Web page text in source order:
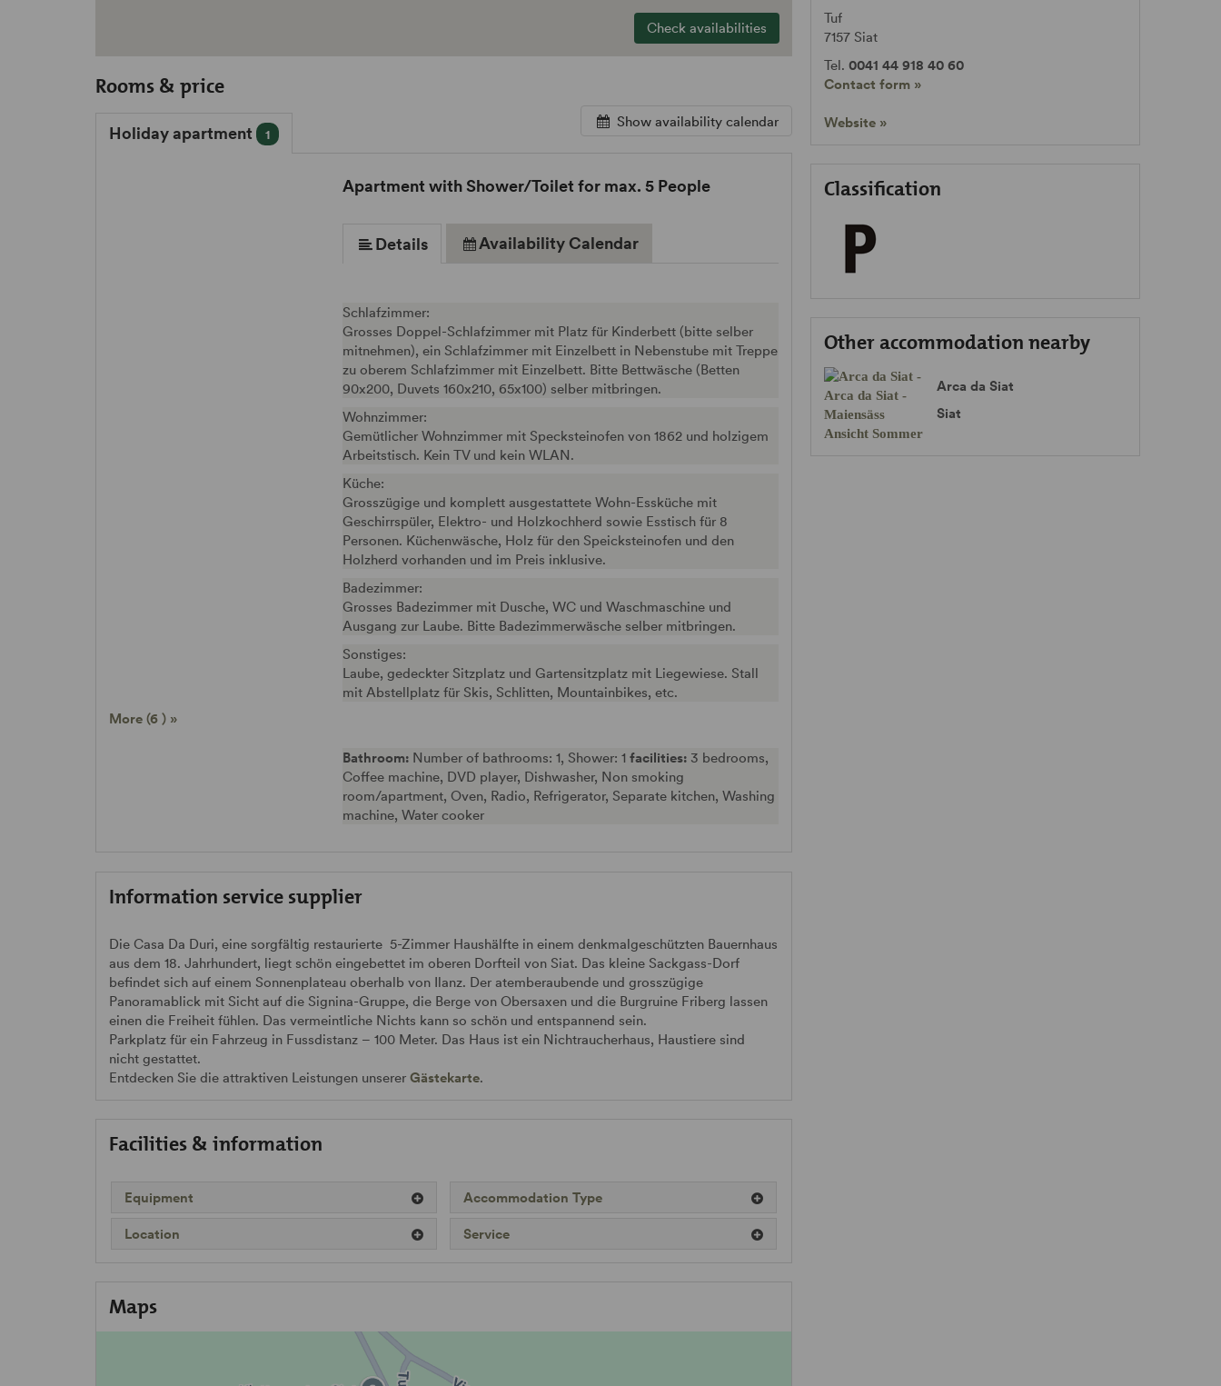
Check availabilities
Show availability calendar
Rooms & price
Holiday apartment 1
More (6 ) »
Apartment with Shower/Toilet for max. 5 People
Details Availability Calendar
Schlafzimmer:
Grosses Doppel-Schlafzimmer mit Platz für Kinderbett (bitte selber
mitnehmen), ein Schlafzimmer mit Einzelbett in Nebenstube mit Treppe
zu oberem Schlafzimmer mit Einzelbett. Bitte Bettwäsche (Betten
90x200, Duvets 160x210, 65x100) selber mitbringen.
Wohnzimmer:
Gemütlicher Wohnzimmer mit Specksteinofen von 1862 und holzigem
Arbeitstisch. Kein TV und kein WLAN.
Küche:
Grosszügige und komplett ausgestattete Wohn-Essküche mit
Geschirrspüler, Elektro- und Holzkochherd sowie Esstisch für 8
Personen. Küchenwäsche, Holz für den Speicksteinofen und den
Holzherd vorhanden und im Preis inklusive.
Badezimmer:
Grosses Badezimmer mit Dusche, WC und Waschmaschine und
Ausgang zur Laube. Bitte Badezimmerwäsche selber mitbringen.
Sonstiges:
Laube, gedeckter Sitzplatz und Gartensitzplatz mit Liegewiese. Stall
mit Abstellplatz für Skis, Schlitten, Mountainbikes, etc.
Bathroom: Number of bathrooms: 1, Shower: 1 facilities: 3 bedrooms,
Coffee machine, DVD player, Dishwasher, Non smoking
room/apartment, Oven, Radio, Refrigerator, Separate kitchen, Washing
machine, Water cooker
Information service supplier
Die Casa Da Duri, eine sorgfältig restaurierte 5-Zimmer Haushälfte in einem denkmalgeschützten Bauernhaus
aus dem 18. Jahrhundert, liegt schön eingebettet im oberen Dorfteil von Siat. Das kleine Sackgass-Dorf
befindet sich auf einem Sonnenplateau oberhalb von Ilanz. Der atemberaubende und grosszügige
Panoramablick mit Sicht auf die Signina-Gruppe, die Berge von Obersaxen und die Burgruine Friberg lassen
einen die Freiheit fühlen. Das vermeintliche Nichts kann so schön und entspannend sein.
Parkplatz für ein Fahrzeug in Fussdistanz – 100 Meter. Das Haus ist ein Nichtraucherhaus, Haustiere sind
nicht gestattet.
Entdecken Sie die attraktiven Leistungen unserer Gästekarte.
Facilities & information
Equipment Accommodation Type
Location Service
Maps
Tuf
7157 Siat
Tel. 0041 44 918 40 60
Contact form »
Website »
Classification
Other accommodation nearby
Arca da Siat
Siat